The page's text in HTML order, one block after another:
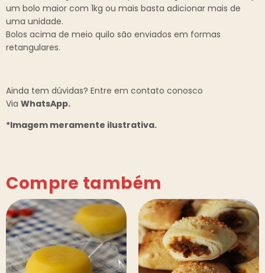
um bolo maior com 1kg ou mais basta adicionar mais de
uma unidade.
Bolos acima de meio quilo são enviados em formas
retangulares.
Ainda tem dúvidas? Entre em contato conosco
Via WhatsApp.
*Imagem meramente ilustrativa.
Compre também